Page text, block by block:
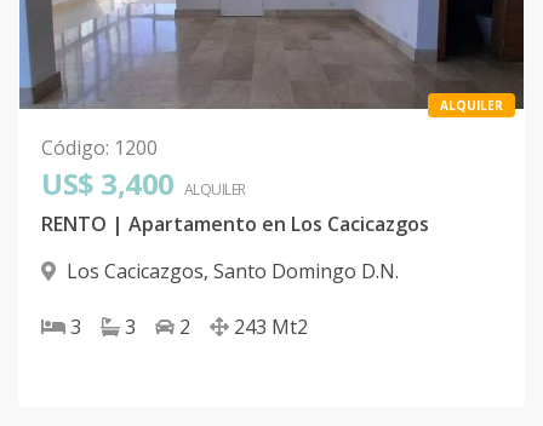
ALQUILER
Código: 1200
US$ 3,400 ALQUILER
RENTO | Apartamento en Los Cacicazgos
Los Cacicazgos, Santo Domingo D.N.
3 3 2 243 Mt2